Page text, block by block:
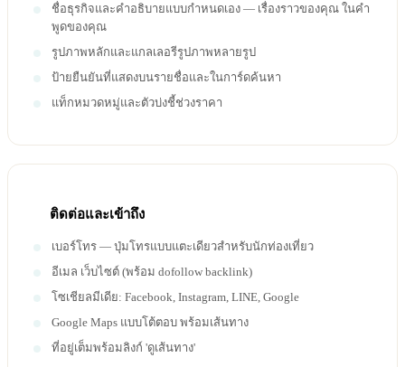
ชื่อธุรกิจและคำอธิบายแบบกำหนดเอง — เรื่องราวของคุณ ในคำ
พูดของคุณ
รูปภาพหลักและแกลเลอรีรูปภาพหลายรูป
ป้ายยืนยันที่แสดงบนรายชื่อและในการ์ดค้นหา
แท็กหมวดหมู่และตัวบ่งชี้ช่วงราคา
ติดต่อและเข้าถึง
เบอร์โทร — ปุ่มโทรแบบแตะเดียวสำหรับนักท่องเที่ยว
อีเมล เว็บไซต์ (พร้อม dofollow backlink)
โซเชียลมีเดีย: Facebook, Instagram, LINE, Google
Google Maps แบบโต้ตอบ พร้อมเส้นทาง
ที่อยู่เต็มพร้อมลิงก์ 'ดูเส้นทาง'